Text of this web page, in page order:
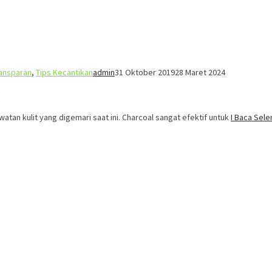
, Tips Kecantikanadmin31 Oktober 201928 Maret 2024
kulit yang digemari saat ini. Charcoal sangat efektif untuk I Baca